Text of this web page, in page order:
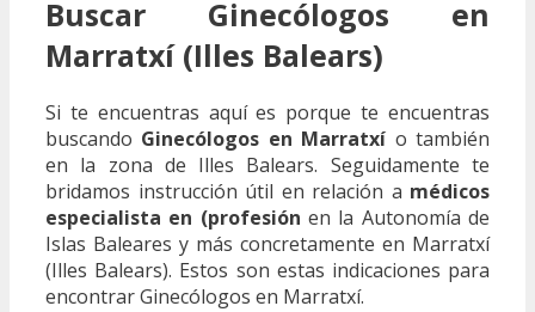
Buscar Ginecólogos en
Marratxí (Illes Balears)
Si te encuentras aquí es porque te encuentras
buscando Ginecólogos en Marratxí o también
en la zona de Illes Balears. Seguidamente te
bridamos instrucción útil en relación a médicos
especialista en (profesión en la Autonomía de
Islas Baleares y más concretamente en Marratxí
(Illes Balears). Estos son estas indicaciones para
encontrar Ginecólogos en Marratxí.